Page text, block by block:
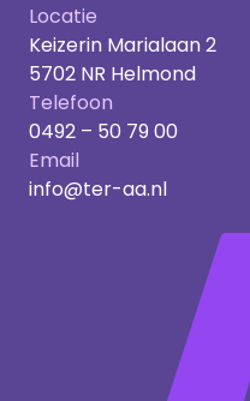
Locatie
Keizerin Marialaan 2
5702 NR Helmond
Telefoon
0492 – 50 79 00
Email
info@ter-aa.nl